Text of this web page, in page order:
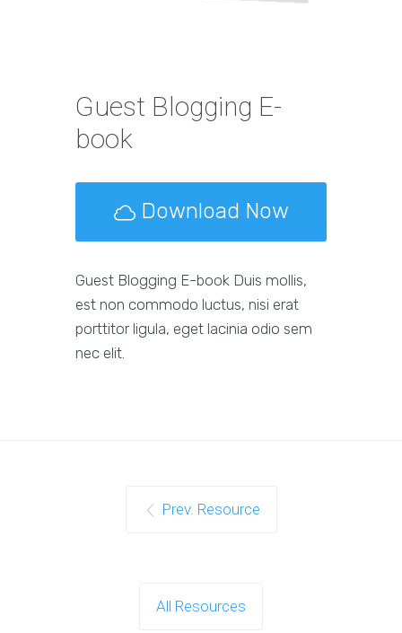
Guest Blogging E-
book
Download Now
Guest Blogging E-book Duis mollis,
est non commodo luctus, nisi erat
porttitor ligula, eget lacinia odio sem
nec elit.
Prev. Resource
All Resources